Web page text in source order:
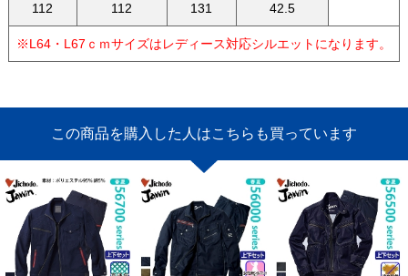
112 112 131 42.5
※L64・L67ｃｍサイズはレディース対応シルエットになります。
この商品を購入した人はこちらも買っています